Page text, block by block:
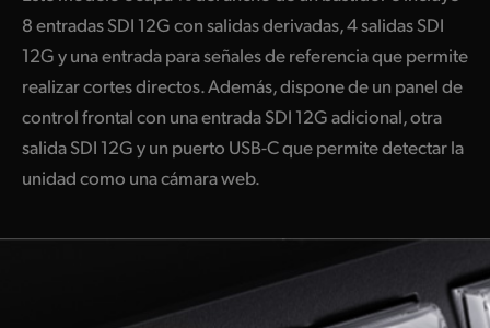
8 entradas SDI 12G con salidas derivadas, 4 salidas SDI
12G y una entrada para señales de referencia que permite
realizar cortes directos. Además, dispone de un panel de
control frontal con una entrada SDI 12G adicional, otra
salida SDI 12G y un puerto USB-C que permite detectar la
unidad como una cámara web.